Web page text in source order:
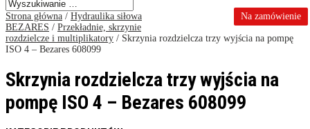
Na zamówienie
Strona główna / Hydraulika siłowa
BEZARES / Przekładnie, skrzynie
rozdzielcze i multiplikatory / Skrzynia rozdzielcza trzy wyjścia na pompę
ISO 4 – Bezares 608099
Skrzynia rozdzielcza trzy wyjścia na
pompę ISO 4 – Bezares 608099